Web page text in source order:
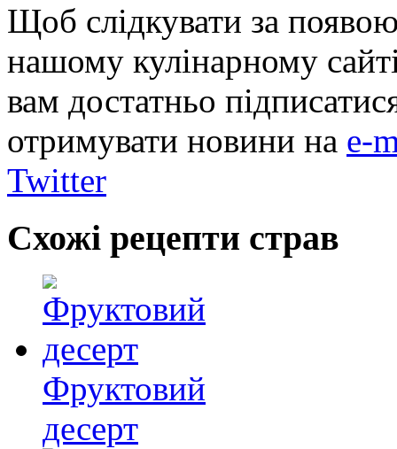
Щоб слідкувати за
нашому кулінарному
вам достатньо
отримувати новини на e-
Twitter
Схожі рецепти страв
Фруктовий
десерт